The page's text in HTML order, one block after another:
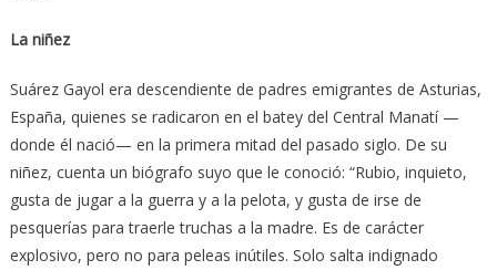
La niñez
Suárez Gayol era descendiente de padres emigrantes de Asturias,
España, quienes se radicaron en el batey del Central Manatí —
donde él nació— en la primera mitad del pasado siglo. De su
niñez, cuenta un biógrafo suyo que le conoció: “Rubio, inquieto,
gusta de jugar a la guerra y a la pelota, y gusta de irse de
pesquerías para traerle truchas a la madre. Es de carácter
explosivo, pero no para peleas inútiles. Solo salta indignado